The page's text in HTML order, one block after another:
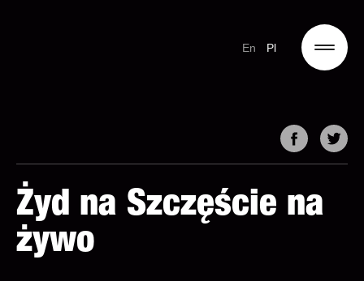
Pl
En
Żyd na Szczęście na
żywo